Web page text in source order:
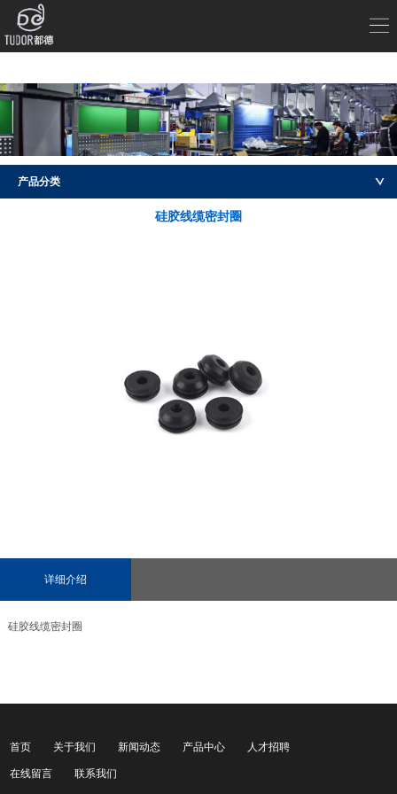
产品分类
硅胶线缆密封圈
详细介绍
硅胶线缆密封圈
首页 关于我们 新闻动态 产品中心 人才招聘
在线留言 联系我们